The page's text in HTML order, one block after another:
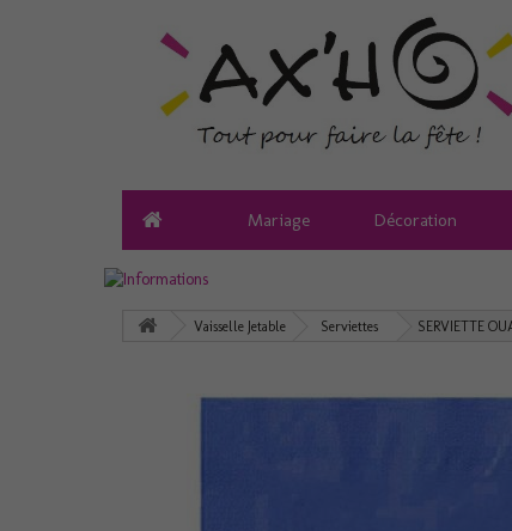
Mariage Décoration
Vaisselle Jetable Serviettes SERVIETTE